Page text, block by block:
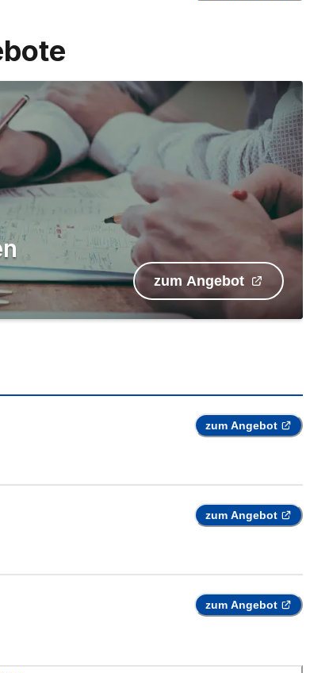
zum Angebot
zum Angebot
zum Angebot
zum Angebot